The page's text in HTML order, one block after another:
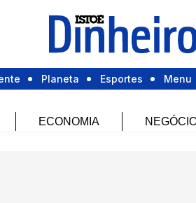
Planeta Esportes Menu
ECONOMIA